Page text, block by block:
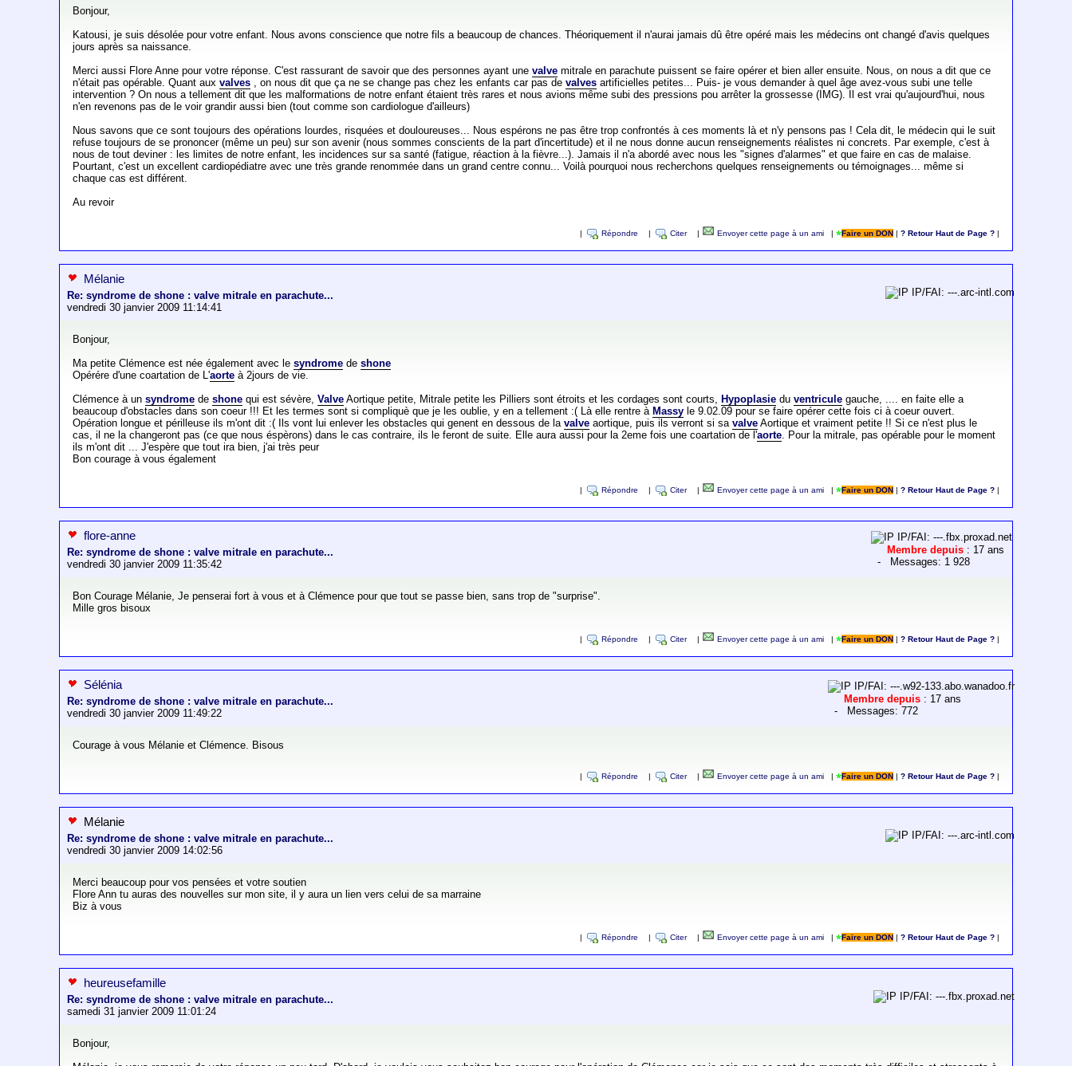
Bonjour,
Katousi, je suis désolée pour votre enfant. Nous avons conscience que notre fils a beaucoup de chances. Théoriquement il n'aurai jamais dû être opéré mais les médecins ont changé d'avis quelques
jours après sa naissance.
Merci aussi Flore Anne pour votre réponse. C'est rassurant de savoir que des personnes ayant unevalve mitrale en parachute puissent se faire opérer et bien aller ensuite. Nous, on nous a dit que ce
n'était pas opérable. Quant auxvalves , on nous dit que ça ne se change pas chez les enfants car pas devalves artificielles petites... Puis- je vous demander à quel âge avez-vous subi une telle
intervention ? On nous a tellement dit que les malformations de notre enfant étaient très rares et nous avions même subi des pressions pou arrêter la grossesse (IMG). Il est vrai qu'aujourd'hui, nous
n'en revenons pas de le voir grandir aussi bien (tout comme son cardiologue d'ailleurs)
Nous savons que ce sont toujours des opérations lourdes, risquées et douloureuses... Nous espérons ne pas être trop confrontés à ces moments là et n'y pensons pas ! Cela dit, le médecin qui le suit
refuse toujours de se prononcer (même un peu) sur son avenir (nous sommes conscients de la part d'incertitude) et il ne nous donne aucun renseignements réalistes ni concrets. Par exemple, c'est à
nous de tout deviner : les limites de notre enfant, les incidences sur sa santé (fatigue, réaction à la fièvre...). Jamais il n'a abordé avec nous les "signes d'alarmes" et que faire en cas de malaise.
Pourtant, c'est un excellent cardiopédiatre avec une très grande renommée dans un grand centre connu... Voilà pourquoi nous recherchons quelques renseignements ou témoignages... même si
chaque cas est différent.
Au revoir
Répondre Citer Envoyer cette page à un ami| Faire un DON ? Retour Haut de Page ?|
Mélanie
Re: syndrome de shone : valve mitrale en parachute...
vendredi 30 janvier 2009 11:14:41
IP/FAI: ---.arc-intl.com
Bonjour,
Ma petite Clémence est née également avec lesyndrome deshone
Opérére d'une coartation de L'aorte à 2jours de vie.
Clémence à unsyndrome deshone qui est sévère,Valve Aortique petite, Mitrale petite les Pilliers sont étroits et les cordages sont courts, Hypoplasie duventricule gauche, .... en faite elle a
beaucoup d'obstacles dans son coeur !!! Et les termes sont si compliquè que je les oublie, y en a tellement :( Là elle rentre à Massy le 9.02.09 pour se faire opérer cette fois ci à coeur ouvert.
Opération longue et périlleuse ils m'ont dit :( Ils vont lui enlever les obstacles qui genent en dessous de lavalve aortique, puis ils verront si savalve Aortique et vraiment petite !! Si ce n'est plus le
cas, il ne la changeront pas (ce que nous éspèrons) dans le cas contraire, ils le feront de suite. Elle aura aussi pour la 2eme fois une coartation de l'aorte. Pour la mitrale, pas opérable pour le moment
ils m'ont dit ... J'espère que tout ira bien, j'ai très peur
Bon courage à vous également
Répondre Citer Envoyer cette page à un ami| Faire un DON ? Retour Haut de Page ?|
flore-anne
Re: syndrome de shone : valve mitrale en parachute...
vendredi 30 janvier 2009 11:35:42
IP/FAI: ---.fbx.proxad.net
Membre depuis : 17 ans
- Messages: 1 928
Bon Courage Mélanie, Je penserai fort à vous et à Clémence pour que tout se passe bien, sans trop de "surprise".
Mille gros bisoux
Répondre Citer Envoyer cette page à un ami| Faire un DON ? Retour Haut de Page ?|
Sélénia
Re: syndrome de shone : valve mitrale en parachute...
vendredi 30 janvier 2009 11:49:22
IP/FAI: ---.w92-133.abo.wanadoo.fr
Membre depuis : 17 ans
- Messages: 772
Courage à vous Mélanie et Clémence. Bisous
Répondre Citer Envoyer cette page à un ami| Faire un DON ? Retour Haut de Page ?|
Mélanie
Re: syndrome de shone : valve mitrale en parachute...
vendredi 30 janvier 2009 14:02:56
IP/FAI: ---.arc-intl.com
Merci beaucoup pour vos pensées et votre soutien
Flore Ann tu auras des nouvelles sur mon site, il y aura un lien vers celui de sa marraine
Biz à vous
Répondre Citer Envoyer cette page à un ami| Faire un DON ? Retour Haut de Page ?|
heureusefamille
Re: syndrome de shone : valve mitrale en parachute...
samedi 31 janvier 2009 11:01:24
IP/FAI: ---.fbx.proxad.net
Bonjour,